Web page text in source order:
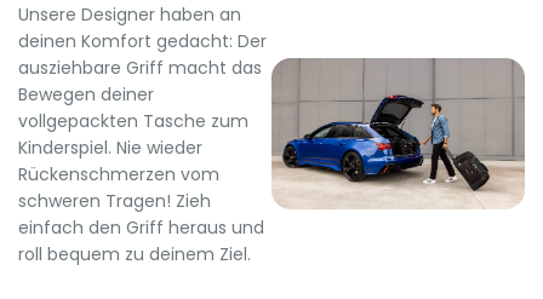
Unsere Designer haben an
deinen Komfort gedacht: Der
ausziehbare Griff macht das
Bewegen deiner
vollgepackten Tasche zum
Kinderspiel. Nie wieder
Rückenschmerzen vom
schweren Tragen! Zieh
einfach den Griff heraus und
roll bequem zu deinem Ziel.